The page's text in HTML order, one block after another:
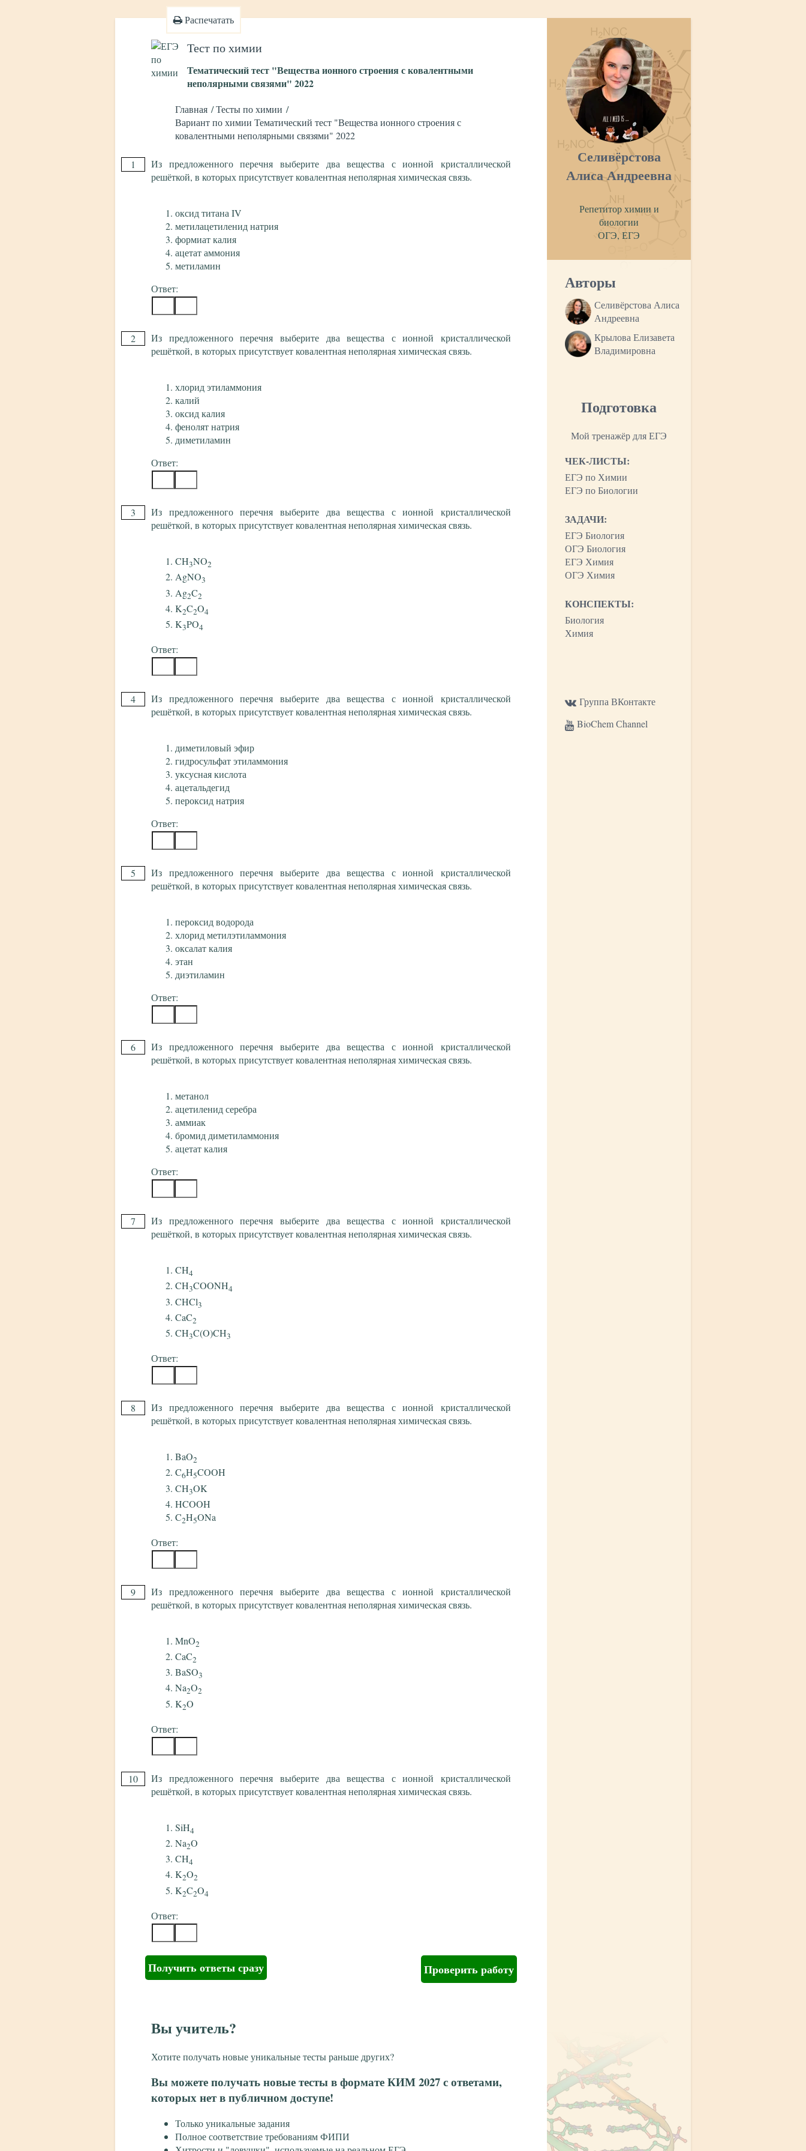
Селивёрстова
Алиса Андреевна
Репетитор химии и
биологии
ОГЭ, ЕГЭ
Авторы
Селивёрстова Алиса
Андреевна
Крылова Елизавета
Владимировна
Подготовка
Мой тренажёр для ЕГЭ
ЧЕК-ЛИСТЫ:
ЕГЭ по Химии
ЕГЭ по Биологии
ЗАДАЧИ:
ЕГЭ Биология
ОГЭ Биология
ЕГЭ Химия
ОГЭ Химия
КОНСПЕКТЫ:
Биология
Химия
Группа ВКонтакте
BioChem Сhannel
Распечатать
Тест по химии
Тематический тест "Вещества ионного строения с ковалентными
неполярными связями" 2022
Главная
Тесты по химии
Вариант по химии Тематический тест "Вещества ионного строения с
ковалентными неполярными связями" 2022
1
Из предложенного перечня выберите два вещества с ионной кристаллической
решёткой, в которых присутствует ковалентная неполярная химическая связь.
оксид титана IV
метилацетиленид натрия
формиат калия
ацетат аммония
метиламин
Ответ:
2
Из предложенного перечня выберите два вещества с ионной кристаллической
решёткой, в которых присутствует ковалентная неполярная химическая связь.
хлорид этиламмония
калий
оксид калия
фенолят натрия
диметиламин
Ответ:
3
Из предложенного перечня выберите два вещества с ионной кристаллической
решёткой, в которых присутствует ковалентная неполярная химическая связь.
CH3NO2
AgNO3
Ag2C2
K2C2O4
K3PO4
Ответ:
4
Из предложенного перечня выберите два вещества с ионной кристаллической
решёткой, в которых присутствует ковалентная неполярная химическая связь.
диметиловый эфир
гидросульфат этиламмония
уксусная кислота
ацетальдегид
пероксид натрия
Ответ:
5
Из предложенного перечня выберите два вещества с ионной кристаллической
решёткой, в которых присутствует ковалентная неполярная химическая связь.
пероксид водорода
хлорид метилэтиламмония
оксалат калия
этан
диэтиламин
Ответ:
6
Из предложенного перечня выберите два вещества с ионной кристаллической
решёткой, в которых присутствует ковалентная неполярная химическая связь.
метанол
ацетиленид серебра
аммиак
бромид диметиламмония
ацетат калия
Ответ:
7
Из предложенного перечня выберите два вещества с ионной кристаллической
решёткой, в которых присутствует ковалентная неполярная химическая связь.
CH4
CH3COONH4
CHCl3
CaC2
CH3C(O)CH3
Ответ:
8
Из предложенного перечня выберите два вещества с ионной кристаллической
решёткой, в которых присутствует ковалентная неполярная химическая связь.
BaO2
C6H5COOH
CH3OK
HCOOH
C2H5ONa
Ответ:
9
Из предложенного перечня выберите два вещества с ионной кристаллической
решёткой, в которых присутствует ковалентная неполярная химическая связь.
MnO2
CaC2
BaSO3
Na2O2
K2O
Ответ:
10
Из предложенного перечня выберите два вещества с ионной кристаллической
решёткой, в которых присутствует ковалентная неполярная химическая связь.
SiH4
Na2O
CH4
K2O2
K2C2O4
Ответ:
Проверить работу
Получить ответы сразу
Вы учитель?
Хотите получать новые уникальные тесты раньше других?
Вы можете получать новые тесты в формате КИМ 2027 с ответами,
которых нет в публичном доступе!
Только уникальные задания
Полное соответствие требованиям ФИПИ